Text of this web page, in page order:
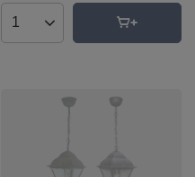
Ilość produktów